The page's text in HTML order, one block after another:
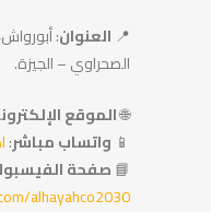
📍 العنوان
الصحراوي – الجيزة.
🌐الموقع
📱 واتساب مباشر:
📘صفحة
alhayahco2030